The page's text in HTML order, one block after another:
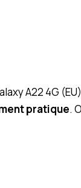
A22 4G
pratique.